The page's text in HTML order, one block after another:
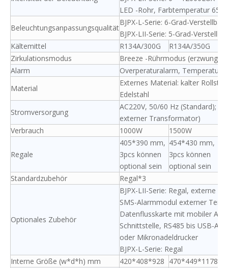
LED -Rohr, Farbtemperatur
Beleuchtungsanpassungsqualität
BJPX-L-Serie: 6-Grad-Verstellbar
BJPX-LII-Serie: 5-Grad-Verstellbar
Kältemittel
R134A/300G
R134A/350G
Zirkulationsmodus
Breeze -Rührmodus
Alarm
Overperaturalarm,
Material
Externes Material: kalter
Edelstahl
Stromversorgung
AC220V, 50/60 Hz (Standard);
externer Transformator)
Verbrauch
1000W 1500W
Regale
405*390 mm,
3pcs können
optional sein
454*430 mm,
3pcs können
optional sein
Standardzubehör
Regal*3
Optionales Zubehör
BJPX-LII-Serie: Regal, externe
SMS-Alarmmodul externer
Datenflusskarte mit mobiler
Schnittstelle, RS485 bis USB-
oder Mikronadeldrucker
BJPX-L-Serie: Regal
Interne Größe (w*d*h) mm
420*408*928 470*449*1178